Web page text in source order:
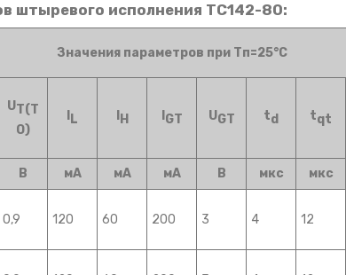
штыревого исполнения ТС142-80:
Значения параметров при Тп=25°С
UT(T
O)
L H GT UGT td tqt
В мА мА мА В мкс мкс
0,9 120 60 200 3 4 12